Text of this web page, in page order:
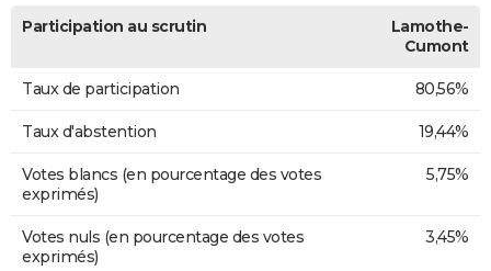
Participation au scrutin
Lamothe-
Cumont
Taux de participation 80,56%
Taux d'abstention 19,44%
Votes blancs (en pourcentage des votes
exprimés)
5,75%
Votes nuls (en pourcentage des votes
exprimés)
3,45%